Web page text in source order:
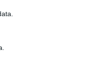
também o